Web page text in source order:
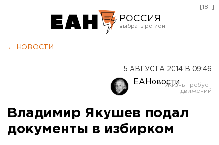
РОССИЯ
Оренбург
[18+]
← НОВОСТИ
5 АВГУСТА 2014 В 09:46
ЕАНовости
Владимир Якушев подал
документы в избирком